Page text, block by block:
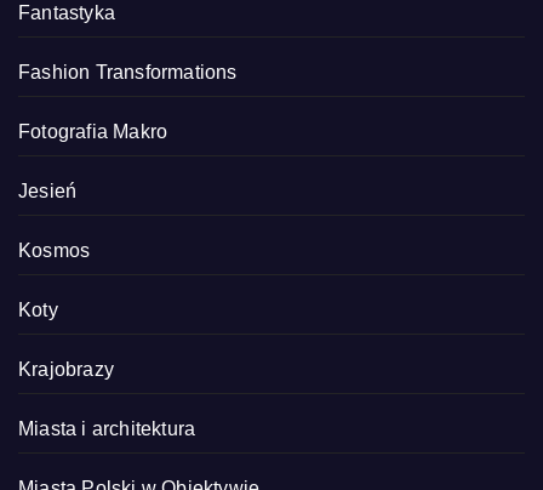
Fantastyka
Fashion Transformations
Fotografia Makro
Jesień
Kosmos
Koty
Krajobrazy
Miasta i architektura